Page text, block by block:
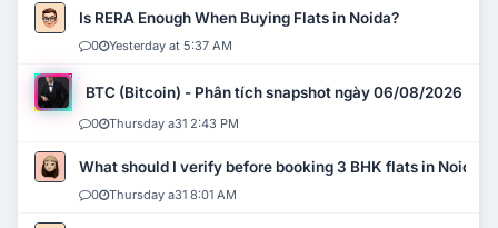
Is RERA Enough When Buying Flats in Noida?
0 Yesterday at 5:37 AM
BTC (Bitcoin) - Phân tích snapshot ngày 06/08/2026
0 Thursday a31 2:43 PM
What should I verify before booking 3 BHK flats in Noida?
0 Thursday a31 8:01 AM